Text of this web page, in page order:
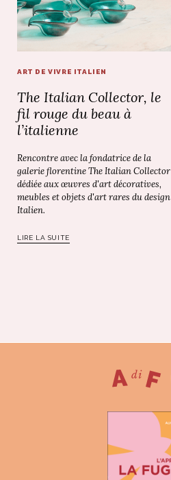
ART DE VIVRE ITALIEN
The Italian Collector, le
fil rouge du beau à
l’italienne
Rencontre avec la fondatrice de la
galerie florentine The Italian Collector
dédiée aux œuvres d'art décoratives,
meubles et objets d'art rares du design
Italien.
LIRE LA SUITE